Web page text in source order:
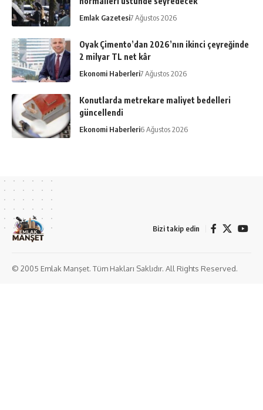
Emlak Gazetesi7 Ağustos 2026
Oyak Çimento’dan 2026’nın ikinci çeyreğinde
2 milyar TL net kâr
Ekonomi Haberleri7 Ağustos 2026
Konutlarda metrekare maliyet bedelleri
güncellendi
Ekonomi Haberleri6 Ağustos 2026
Bizi takip edin
© 2005 Emlak Manşet. Tüm Hakları Saklıdır. All Rights Reserved.